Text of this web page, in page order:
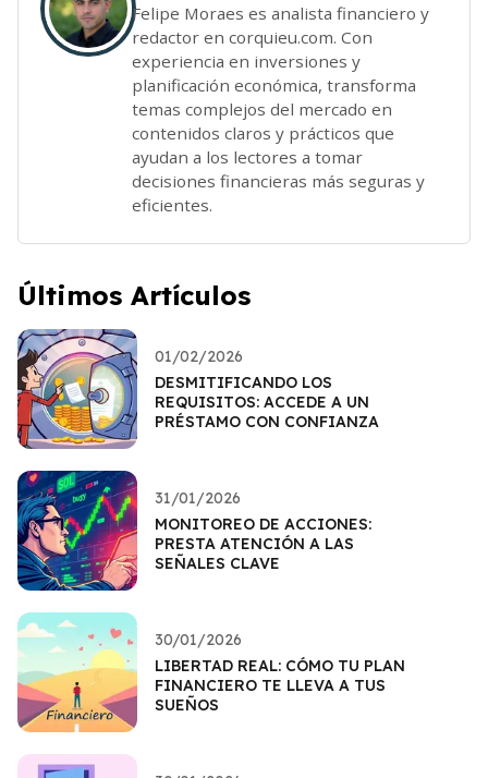
Felipe Moraes es analista financiero y
redactor en corquieu.com. Con
experiencia en inversiones y
planificación económica, transforma
temas complejos del mercado en
contenidos claros y prácticos que
ayudan a los lectores a tomar
decisiones financieras más seguras y
eficientes.
Últimos Artículos
01/02/2026
DESMITIFICANDO LOS
REQUISITOS: ACCEDE A UN
PRÉSTAMO CON CONFIANZA
31/01/2026
MONITOREO DE ACCIONES:
PRESTA ATENCIÓN A LAS
SEÑALES CLAVE
30/01/2026
LIBERTAD REAL: CÓMO TU PLAN
FINANCIERO TE LLEVA A TUS
SUEÑOS